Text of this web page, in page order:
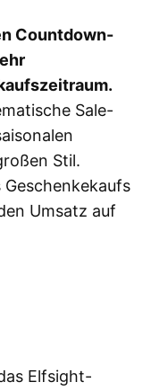
Countdown-
Sale-
Stil.
Umsatz auf
Elfsight-